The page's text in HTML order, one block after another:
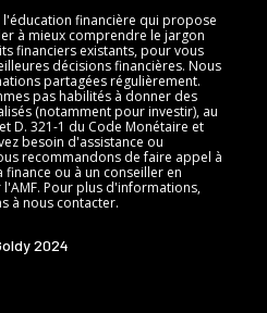
financière qui propose
à mieux comprendre le jargon
financiers existants, pour vous
décisions financières. Nous
partagées régulièrement.
pas habilités à donner des
(notamment pour investir), au
D. 321-1 du Code Monétaire et
besoin d'assistance ou
recommandons de faire appel à
ou à un conseiller en
Pour plus d'informations,
à nous contacter.
2024